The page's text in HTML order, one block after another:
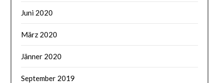
Juni 2020
März 2020
Jänner 2020
September 2019